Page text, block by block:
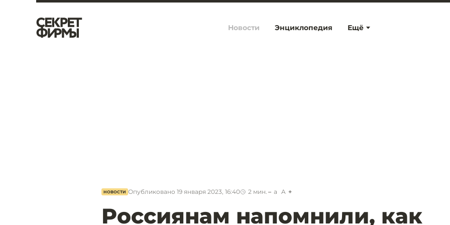
Ещё
Новости Энциклопедия
НОВОСТИ Опубликовано 19 января 2023, 16:40 2 мин. a A
Россиянам напомнили, как